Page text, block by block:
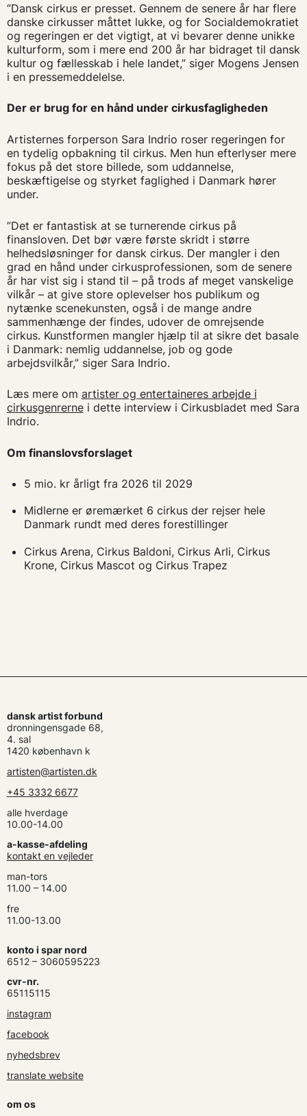
“Dansk cirkus er presset. Gennem de senere år har flere
danske cirkusser måttet lukke, og for Socialdemokratiet
og regeringen er det vigtigt, at vi bevarer denne unikke
kulturform, som i mere end 200 år har bidraget til dansk
kultur og fællesskab i hele landet,” siger Mogens Jensen
i en pressemeddelelse.
Der er brug for en hånd under cirkusfagligheden
Artisternes forperson Sara Indrio roser regeringen for
en tydelig opbakning til cirkus. Men hun efterlyser mere
fokus på det store billede, som uddannelse,
beskæftigelse og styrket faglighed i Danmark hører
under.
”Det er fantastisk at se turnerende cirkus på
finansloven. Det bør være første skridt i større
helhedsløsninger for dansk cirkus. Der mangler i den
grad en hånd under cirkusprofessionen, som de senere
år har vist sig i stand til – på trods af meget vanskelige
vilkår – at give store oplevelser hos publikum og
nytænke scenekunsten, også i de mange andre
sammenhænge der findes, udover de omrejsende
cirkus. Kunstformen mangler hjælp til at sikre det basale
i Danmark: nemlig uddannelse, job og gode
arbejdsvilkår,” siger Sara Indrio.
Læs mere om artister og entertaineres arbejde i
cirkusgenrernei dette interview i Cirkusbladet med Sara
Indrio.
Om finanslovsforslaget
5 mio. kr årligt fra 2026 til 2029
Midlerne er øremærket 6 cirkus der rejser hele
Danmark rundt med deres forestillinger
Cirkus Arena, Cirkus Baldoni, Cirkus Arli, Cirkus
Krone, Cirkus Mascot og Cirkus Trapez
dansk artist forbund
dronningensgade 68,
4. sal
1420 københavn k
artisten@artisten.dk
+45 3332 6677
alle hverdage
10.00-14.00
a-kasse-afdeling
kontakt en vejleder
man-tors
11.00 – 14.00
fre
11.00-13.00
konto i spar nord
6512 – 3060595223
cvr-nr.
65115115
instagram
facebook
nyhedsbrev
translate website
om os